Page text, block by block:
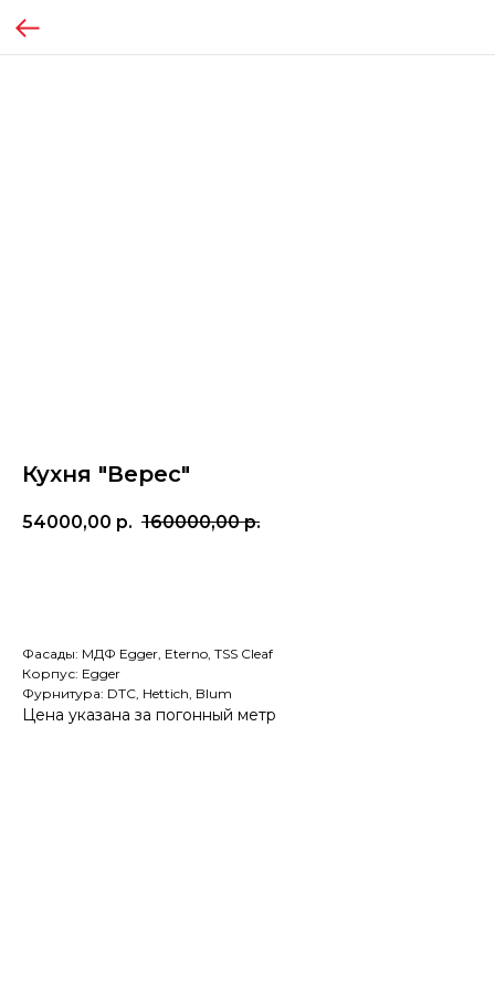
Кухня "Верес"
54000,00 р. 160000,00 р.
Фасады: МДФ Egger, Eterno, TSS Cleaf
Корпус: Egger
Фурнитура: DTC, Hettich, Blum
Цена указана за погонный метр